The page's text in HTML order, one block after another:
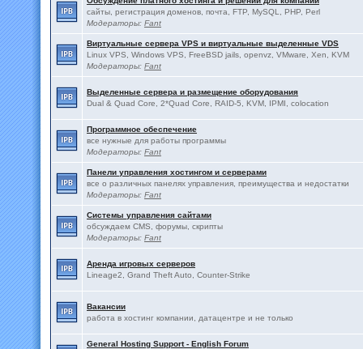
сайты, регистрация доменов, почта, FTP, MySQL, PHP, Perl
Модераторы: Fant
Виртуальные сервера VPS и виртуальные выделенные VDS
Linux VPS, Windows VPS, FreeBSD jails, openvz, VMware, Xen, KVM
Модераторы: Fant
Выделенные сервера и размещение оборудования
Dual & Quad Core, 2*Quad Core, RAID-5, KVM, IPMI, colocation
Программное обеспечение
все нужные для работы программы
Модераторы: Fant
Панели управления хостингом и серверами
все о различных панелях управления, преимущества и недостатки
Модераторы: Fant
Системы управления сайтами
обсуждаем CMS, форумы, скрипты
Модераторы: Fant
Аренда игровых серверов
Lineage2, Grand Theft Auto, Counter-Strike
Вакансии
работа в хостинг компании, датацентре и не только
General Hosting Support - English Forum